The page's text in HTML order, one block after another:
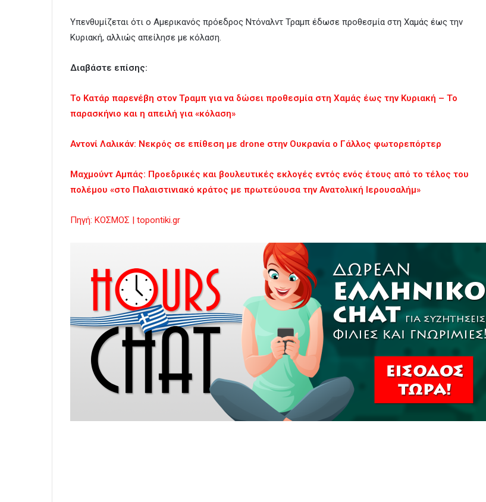
Υπενθυμίζεται ότι ο Αμερικανός πρόεδρος Ντόναλντ Τραμπ έδωσε προθεσμία στη Χαμάς έως την
Κυριακή, αλλιώς απείλησε με κόλαση.
Διαβάστε επίσης:
Το Κατάρ παρενέβη στον Τραμπ για να δώσει προθεσμία στη Χαμάς έως την Κυριακή – Το
παρασκήνιο και η απειλή για «κόλαση»
Αντονί Λαλικάν: Νεκρός σε επίθεση με drone στην Ουκρανία ο Γάλλος φωτορεπόρτερ
Μαχμούντ Αμπάς: Προεδρικές και βουλευτικές εκλογές εντός ενός έτους από το τέλος του
πολέμου «στο Παλαιστινιακό κράτος με πρωτεύουσα την Ανατολική Ιερουσαλήμ»
Πηγή: ΚΟΣΜΟΣ | topontiki.gr